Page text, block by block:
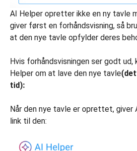
AI Helper opretter ikke en ny tavle
giver først en forhåndsvisning, så
at den nye tavle opfylder deres
Hvis forhåndsvisningen ser godt ud,
Helper om at lave den nye tavle
tid):
Når den nye tavle er oprettet,
link til den: